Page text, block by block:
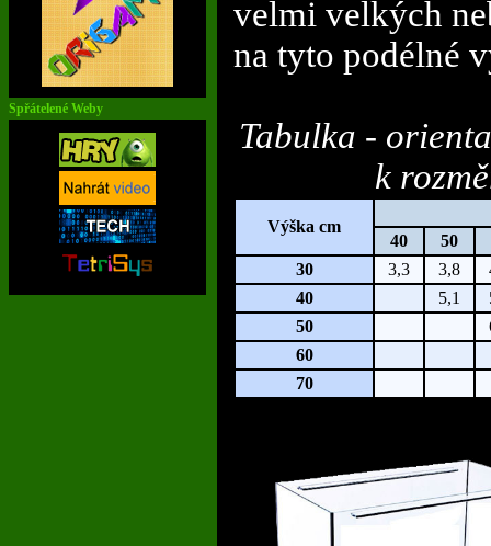
Spřátelené Weby
velmi velkých
na tyto podélné
Tabulka -
k
Výška cm
40
50
30
3,3 3,8
40
5,1
50
60
70